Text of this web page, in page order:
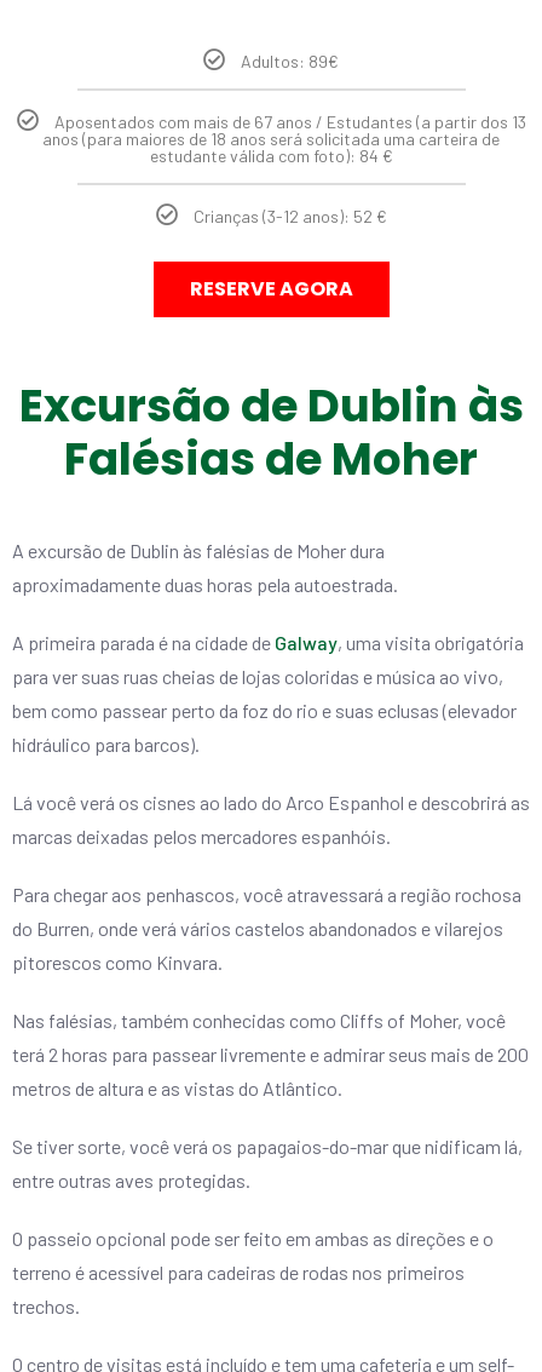
Adultos: 89€
Aposentados com mais de 67 anos / Estudantes (a partir dos 13
anos (para maiores de 18 anos será solicitada uma carteira de
estudante válida com foto): 84 €
Crianças (3-12 anos): 52 €
RESERVE AGORA
Excursão de Dublin às
Falésias de Moher
A excursão de Dublin às falésias de Moher dura
aproximadamente duas horas pela autoestrada.
A primeira parada é na cidade de Galway, uma visita obrigatória
para ver suas ruas cheias de lojas coloridas e música ao vivo,
bem como passear perto da foz do rio e suas eclusas (elevador
hidráulico para barcos).
Lá você verá os cisnes ao lado do Arco Espanhol e descobrirá as
marcas deixadas pelos mercadores espanhóis.
Para chegar aos penhascos, você atravessará a região rochosa
do Burren, onde verá vários castelos abandonados e vilarejos
pitorescos como Kinvara.
Nas falésias, também conhecidas como Cliffs of Moher, você
terá 2 horas para passear livremente e admirar seus mais de 200
metros de altura e as vistas do Atlântico.
Se tiver sorte, você verá os papagaios-do-mar que nidificam lá,
entre outras aves protegidas.
O passeio opcional pode ser feito em ambas as direções e o
terreno é acessível para cadeiras de rodas nos primeiros
trechos.
O centro de visitas está incluído e tem uma cafeteria e um self-